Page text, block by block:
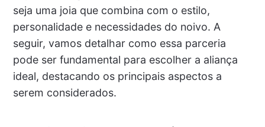
seja uma joia que combina com o estilo,
personalidade e necessidades do noivo. A
seguir, vamos detalhar como essa parceria
pode ser fundamental para escolher a aliança
ideal, destacando os principais aspectos a
serem considerados.